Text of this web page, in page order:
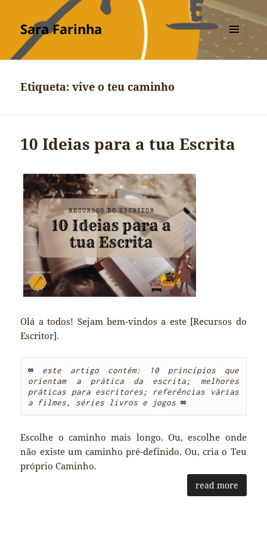
Sara Farinha
MENU
Etiqueta:vive o teu caminho
10 Ideias para a tua Escrita
Olá a todos! Sejam bem-vindos a este [Recursos do
Escritor].
∞
este artigo contém: 10 princípios que
orientam a prática da escrita; melhores
práticas para escritores; referências várias
a filmes, séries livros e jogos ∞
Escolhe o caminho mais longo. Ou, escolhe onde
não existe um caminho pré-definido. Ou, cria o Teu
próprio Caminho.
read more